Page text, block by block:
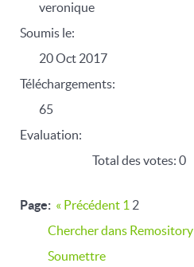
veronique
Soumis le:
20 Oct 2017
Téléchargements:
65
Evaluation:
Total des votes: 0
Page: « Précédent 1 2
Chercher dans Remository
Soumettre